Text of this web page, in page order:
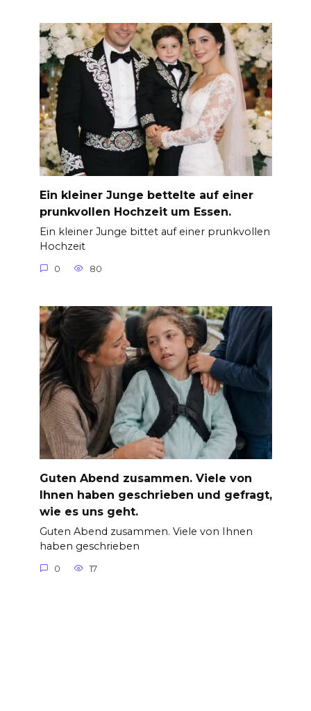
Ein kleiner Junge bettelte auf einer
prunkvollen Hochzeit um Essen.
Ein kleiner Junge bittet auf einer prunkvollen
Hochzeit
0 80
Guten Abend zusammen. Viele von
Ihnen haben geschrieben und gefragt,
wie es uns geht.
Guten Abend zusammen. Viele von Ihnen
haben geschrieben
0 17